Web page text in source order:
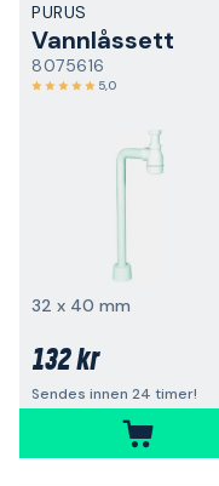
PURUS
Vannlåssett
8075616
5,0
32 x 40 mm
132 kr
Sendes innen 24 timer!